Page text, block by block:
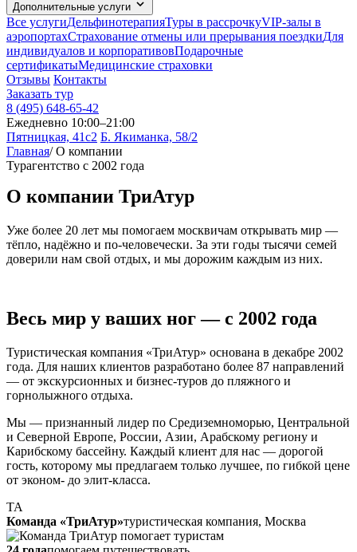
Дополнительные услуги
Все услугиДельфинотерапияТуры в рассрочкуVIP-залы в
аэропортахСтрахование отмены или прерывания поездкиДля
индивидуалов и корпоративовПодарочные
сертификатыМедицинские страховки
Отзывы Контакты
Заказать тур
8 (495) 648-65-42
Ежедневно 10:00–21:00
Пятницкая, 41с2 Б. Якиманка, 58/2
Главная/ О компании
Турагентство с 2002 года
О компании ТриАтур
Уже более 20 лет мы помогаем москвичам открывать мир —
тёпло, надёжно и по-человечески. За эти годы тысячи семей
доверили нам свой отдых, и мы дорожим каждым из них.
Весь мир у ваших ног —с 2002 года
Туристическая компания «ТриАтур» основана в декабре 2002
года. Для наших клиентов разработано более 87 направлений
— от экскурсионных и бизнес-туров до пляжного и
горнолыжного отдыха.
Мы — признанный лидер по Средиземноморью, Центральной
и Северной Европе, России, Азии, Арабскому региону и
Карибскому бассейну. Каждый клиент для нас — дорогой
гость, которому мы предлагаем только лучшее, по гибкой цене
от эконом- до элит-класса.
ТА
Команда «ТриАтур»туристическая компания, Москва